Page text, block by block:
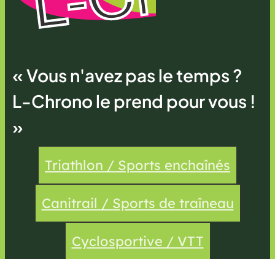
« Vous n'avez pas le temps ?
L-Chrono le prend pour vous !
»
Triathlon / Sports enchaînés
Canitrail / Sports de traîneau
Cyclosportive / VTT